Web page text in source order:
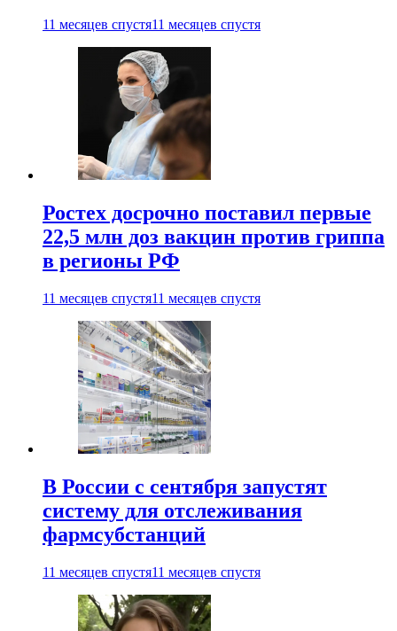
11 месяцев спустя11 месяцев спустя
Ростех досрочно поставил первые
22,5 млн доз вакцин против гриппа
в регионы РФ
11 месяцев спустя11 месяцев спустя
В России с сентября запустят
систему для отслеживания
фармсубстанций
11 месяцев спустя11 месяцев спустя